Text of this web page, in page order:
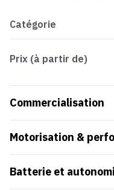
Catégorie
Prix (à partir de)
Commercialisation
Motorisation &
Batterie et